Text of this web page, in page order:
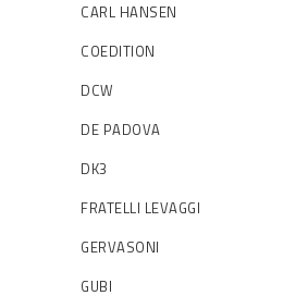
CARL HANSEN
COEDITION
DCW
DE PADOVA
DK3
FRATELLI LEVAGGI
GERVASONI
GUBI